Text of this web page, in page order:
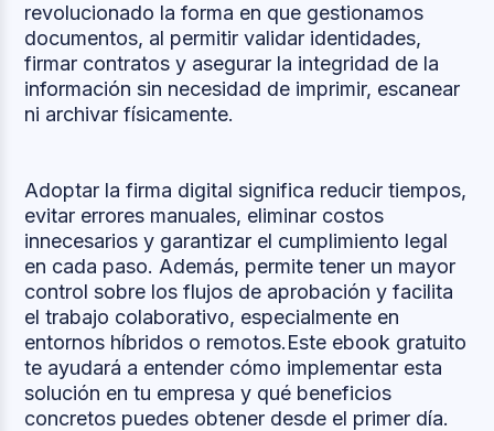
revolucionado la forma en que gestionamos
documentos, al permitir validar identidades,
firmar contratos y asegurar la integridad de la
información sin necesidad de imprimir, escanear
ni archivar físicamente.
Adoptar la firma digital significa reducir tiempos,
evitar errores manuales, eliminar costos
innecesarios y garantizar el cumplimiento legal
en cada paso. Además, permite tener un mayor
control sobre los flujos de aprobación y facilita
el trabajo colaborativo, especialmente en
entornos híbridos o remotos.Este ebook gratuito
te ayudará a entender cómo implementar esta
solución en tu empresa y qué beneficios
concretos puedes obtener desde el primer día.